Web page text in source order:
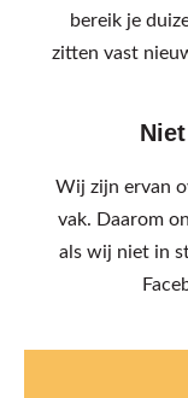
bereik je
zitten vast
Wij zijn ervan
vak. Daarom
als wij niet in